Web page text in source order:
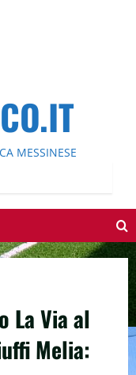
MESSINESE
La Via al
Melia: